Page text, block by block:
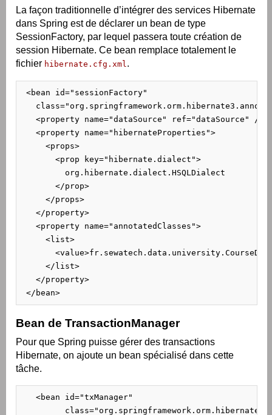
La façon traditionnelle d’intégrer des services Hibernate
dans Spring est de déclarer un bean de type
SessionFactory, par lequel passera toute création de
session Hibernate. Ce bean remplace totalement le
fichier hibernate.cfg.xml .
<bean id="sessionFactory"
   <property name="dataSource" ref="dataSource" />
   <property name="hibernateProperties">
     <props>
       <prop key="hibernate.dialect">
         org.hibernate.dialect.HSQLDialect
       </prop>
     </props>
   </property>
   <property name="annotatedClasses">
     <list>
     </list>
   </property>
</bean>
Bean de TransactionManager
Pour que Spring puisse gérer des transactions
Hibernate, on ajoute un bean spécialisé dans cette
tâche.
   <bean id="txManager"